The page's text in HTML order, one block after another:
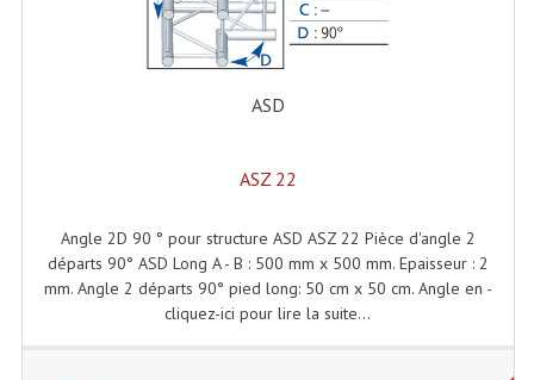
Enceintes Monitoring
Filtres Actifs, Correcteurs
Haut Parleurs Sono
Haut-Parleurs Amplis Guitare
Moteurs Pavillons Pour Enceinte
ASD
ASZ 22
Angle 2D 90 ° pour structure ASD ASZ 22 Pièce d'angle 2
départs 90° ASD Long A - B : 500 mm x 500 mm. Epaisseur : 2
mm. Angle 2 départs 90° pied long: 50 cm x 50 cm. Angle en -
cliquez-ici pour lire la suite...